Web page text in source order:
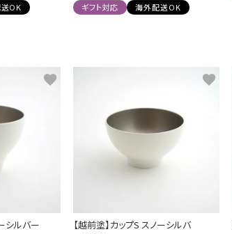
OK ギフト対応 海外配送OK
シルバー
【越前塗】カップS スノーシルバ